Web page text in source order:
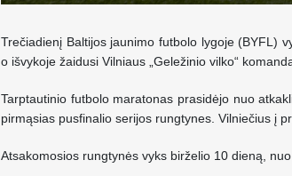
Trečiadienį Baltijos jaunimo futbolo lygoje (BYFL)
o išvykoje žaidusi Vilniaus „Geležinio vilko“
Tarptautinio futbolo maratonas prasidėjo nuo
pirmąsias pusfinalio serijos rungtynes. Vilniečius į
Atsakomosios rungtynės vyks birželio 10 dieną,